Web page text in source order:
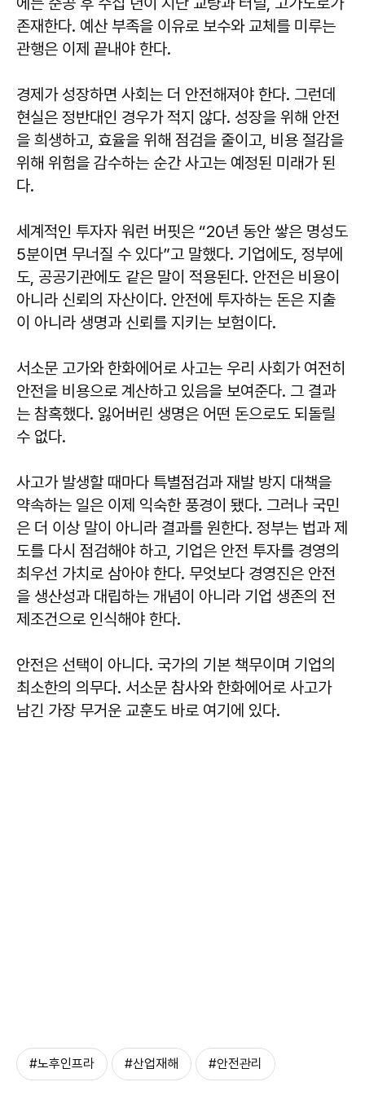
존재한다. 예산 부족을 이유로 보수와 교체를 미루는
관행은 이제 끝내야 한다.
경제가 성장하면 사회는 더 안전해져야 한다. 그런데
현실은 정반대인 경우가 적지 않다. 성장을 위해 안전
을 희생하고, 효율을 위해 점검을 줄이고, 비용 절감을
위해 위험을 감수하는 순간 사고는 예정된 미래가 된
다.
세계적인 투자자 워런 버핏은 “20년 동안 쌓은 명성도
5분이면 무너질 수 있다”고 말했다. 기업에도, 정부에
도, 공공기관에도 같은 말이 적용된다. 안전은 비용이
아니라 신뢰의 자산이다. 안전에 투자하는 돈은 지출
이 아니라 생명과 신뢰를 지키는 보험이다.
서소문 고가와 한화에어로 사고는 우리 사회가 여전히
안전을 비용으로 계산하고 있음을 보여준다. 그 결과
는 참혹했다. 잃어버린 생명은 어떤 돈으로도 되돌릴
수 없다.
사고가 발생할 때마다 특별점검과 재발 방지 대책을
약속하는 일은 이제 익숙한 풍경이 됐다. 그러나 국민
은 더 이상 말이 아니라 결과를 원한다. 정부는 법과 제
도를 다시 점검해야 하고, 기업은 안전 투자를 경영의
최우선 가치로 삼아야 한다. 무엇보다 경영진은 안전
을 생산성과 대립하는 개념이 아니라 기업 생존의 전
제조건으로 인식해야 한다.
안전은 선택이 아니다. 국가의 기본 책무이며 기업의
최소한의 의무다. 서소문 참사와 한화에어로 사고가
남긴 가장 무거운 교훈도 바로 여기에 있다.
#노후인프라 #산업재해 #안전관리